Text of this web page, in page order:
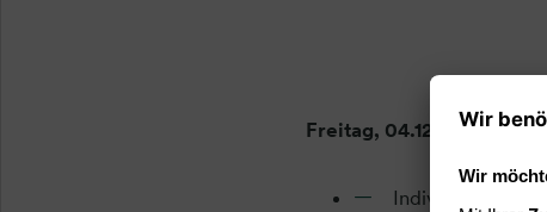
Freitag, 04.12.2026
Individuelle